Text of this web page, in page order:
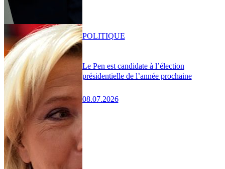
Le Pen est candidate à l’élection
présidentielle de l’année prochaine
08.07.2026
POLITIQUE